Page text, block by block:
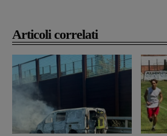
Articoli correlati